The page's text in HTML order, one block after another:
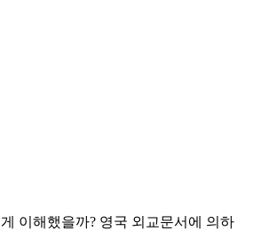
이해했을까? 영국 외교문서에 의하